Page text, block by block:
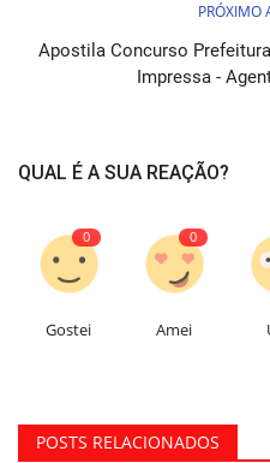
PRÓXIMO
Apostila Concurso
Impressa -
QUAL É A SUA REAÇÃO?
0
Gostei
0
Amei
POSTS RELACIONADOS